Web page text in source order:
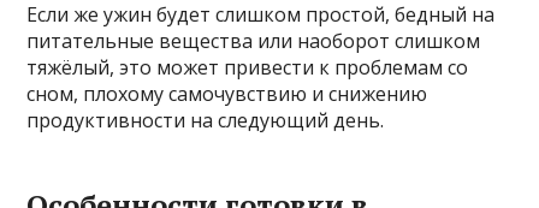
Если же ужин будет слишком простой, бедный на
питательные вещества или наоборот слишком
тяжёлый, это может привести к проблемам со
сном, плохому самочувствию и снижению
продуктивности на следующий день.